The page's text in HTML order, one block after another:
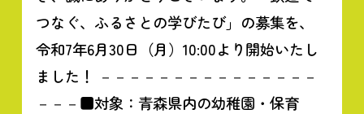
つなぐ、ふるさとの学びたび」の募集を、
令和7年6月30日（月）10:00より開始いたし
ました！ －－－－－－－－－－－－－－－
－－－■対象：青森県内の幼稚園・保育